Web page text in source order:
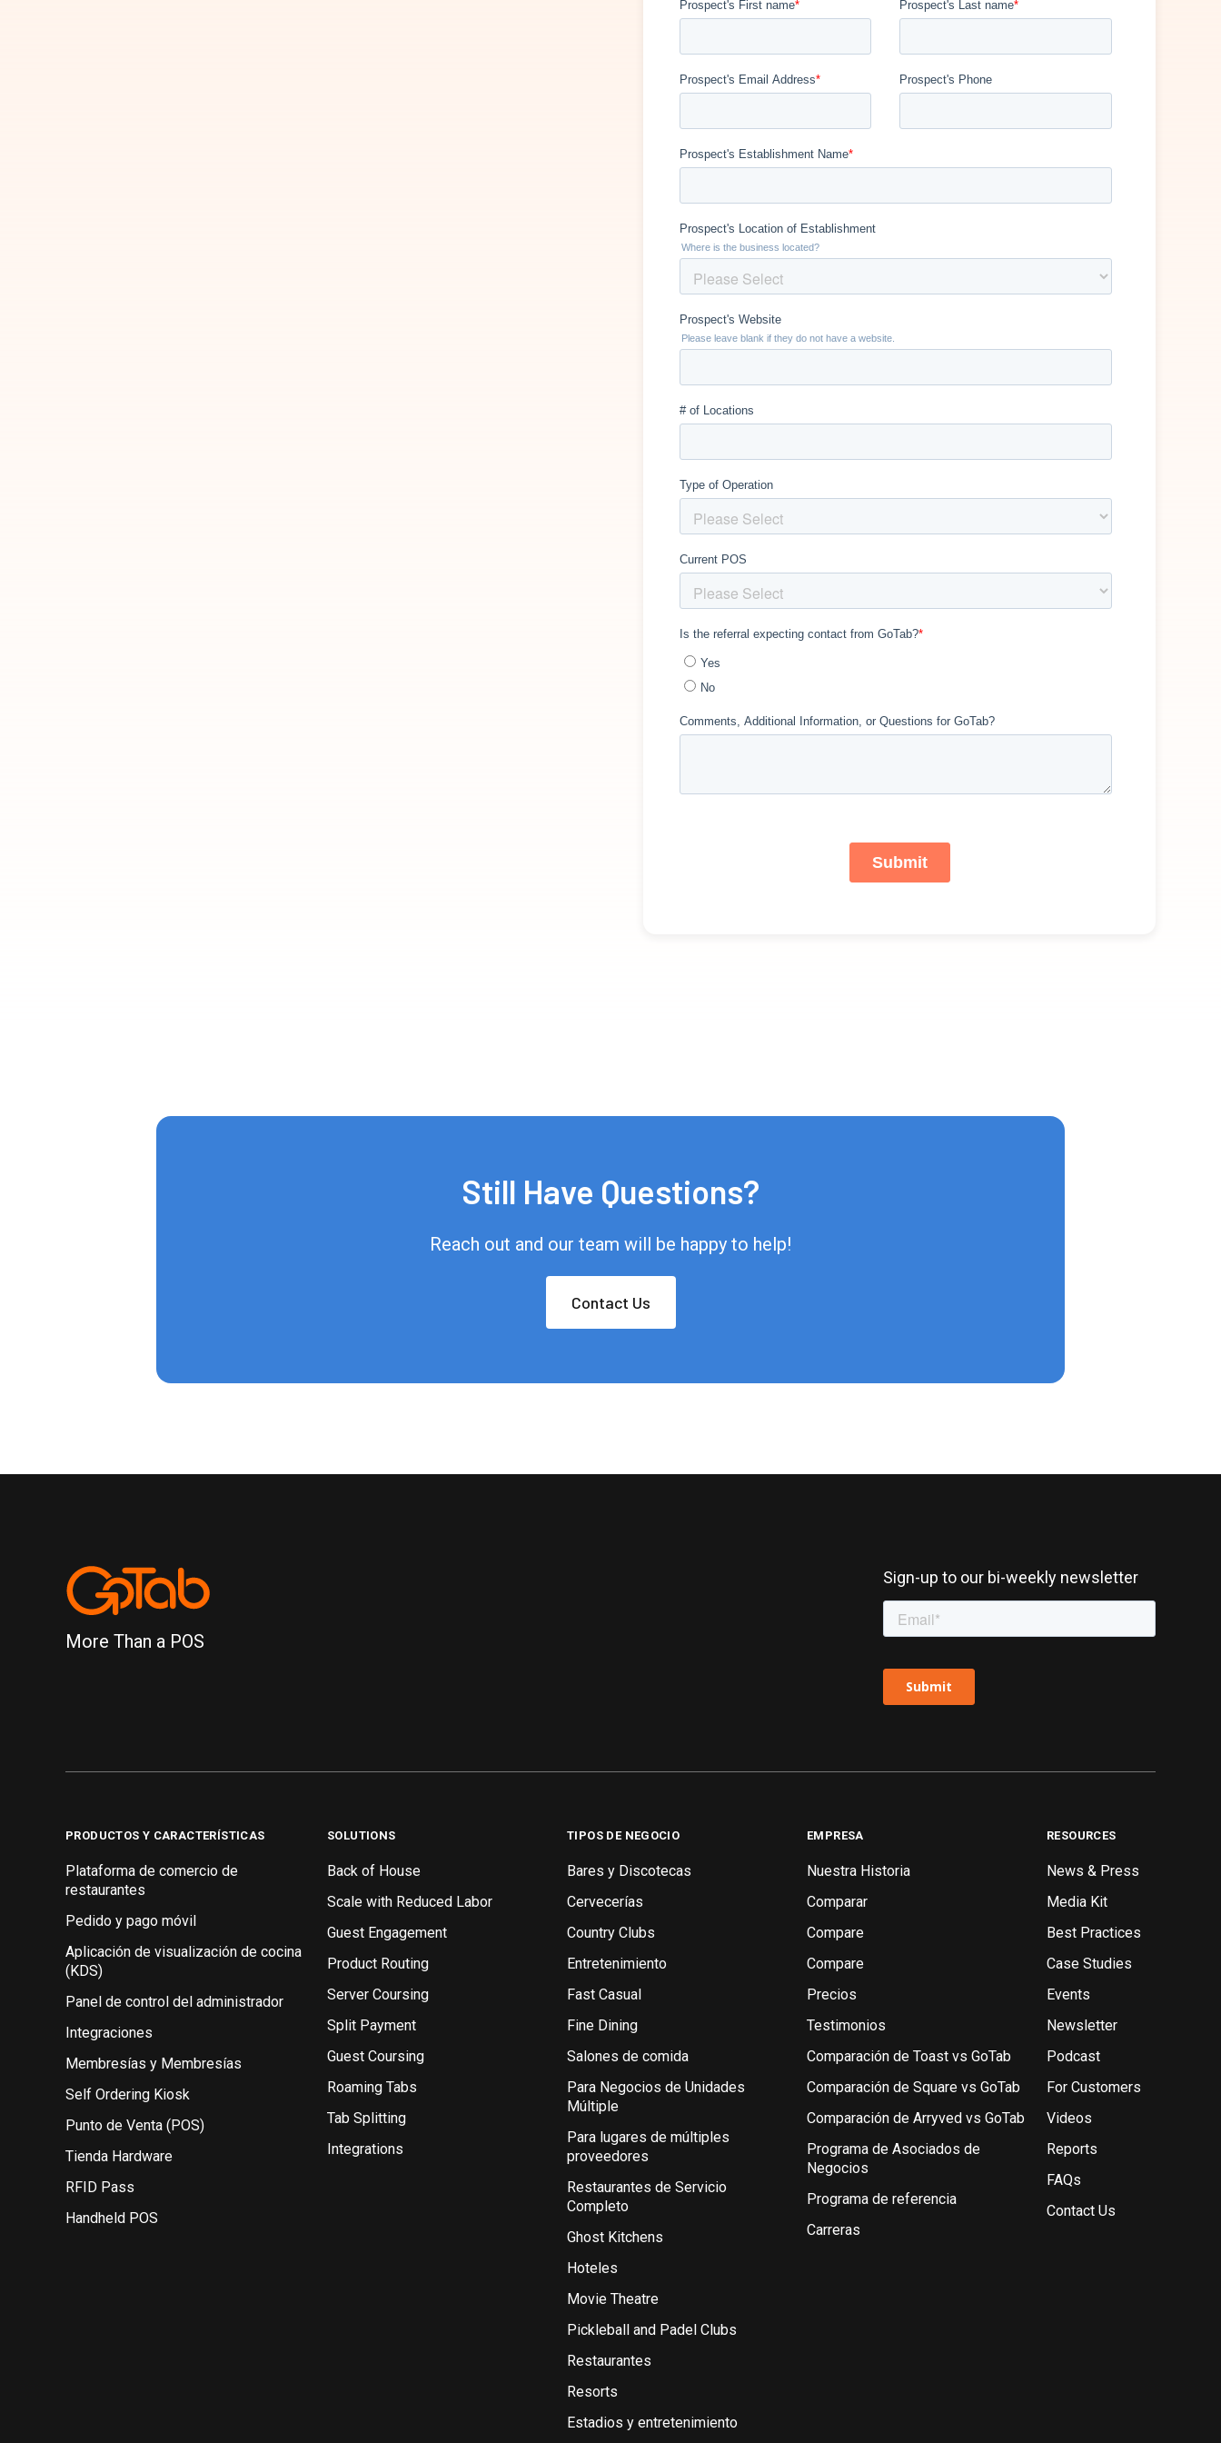
Still Have Questions?
Reach out and our team will be happy to help!
Contact Us
More Than a POS
Sign-up to our bi-weekly newsletter
PRODUCTOS Y CARACTERÍSTICAS
Plataforma de comercio de
restaurantes
Pedido y pago móvil
Aplicación de visualización de cocina
(KDS)
Panel de control del administrador
Integraciones
Membresías y Membresías
Self Ordering Kiosk
Punto de Venta (POS)
Tienda Hardware
RFID Pass
Handheld POS
SOLUTIONS
Back of House
Scale with Reduced Labor
Guest Engagement
Product Routing
Server Coursing
Split Payment
Guest Coursing
Roaming Tabs
Tab Splitting
Integrations
TIPOS DE NEGOCIO
Bares y Discotecas
Cervecerías
Country Clubs
Entretenimiento
Fast Casual
Fine Dining
Salones de comida
Para Negocios de Unidades
Múltiple
Para lugares de múltiples
proveedores
Restaurantes de Servicio
Completo
Ghost Kitchens
Hoteles
Movie Theatre
Pickleball and Padel Clubs
Restaurantes
Resorts
Estadios y entretenimiento
EMPRESA
Nuestra Historia
Comparar
Compare
Compare
Precios
Testimonios
Comparación de Toast vs GoTab
Comparación de Square vs GoTab
Comparación de Arryved vs GoTab
Programa de Asociados de
Negocios
Programa de referencia
Carreras
RESOURCES
News & Press
Media Kit
Best Practices
Case Studies
Events
Newsletter
Podcast
For Customers
Videos
Reports
FAQs
Contact Us